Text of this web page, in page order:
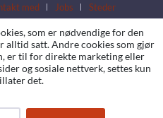
med Jobs Steder
som er nødvendige for den
alltid satt. Andre cookies som gjør
er til for direkte marketing eller
og sosiale nettverk, settes kun
det.